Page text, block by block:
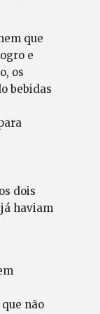
que
e
os
bebidas
dois
haviam
não